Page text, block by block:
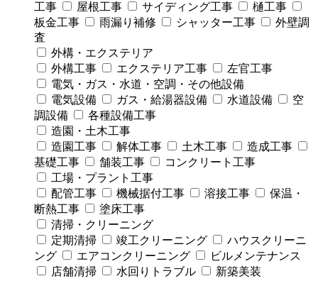
工事
屋根工事 サイディング工事
樋工事
板金工事
雨漏り補修 シャッター工事
外壁調
査
外構・エクステリア
外構工事
エクステリア工事
左官工事
電気・ガス・水道・空調・その他設備
電気設備
ガス・給湯器設備 水道設備
空
調設備
各種設備工事
造園・土木工事
造園工事
解体工事 土木工事
造成工事
基礎工事
舗装工事
コンクリート工事
工場・プラント工事
配管工事
機械据付工事 溶接工事
保温・
断熱工事
塗床工事
清掃・クリーニング
定期清掃
竣工クリーニング
ハウスクリーニ
ング
エアコンクリーニング
ビルメンテナンス
店舗清掃
水回りトラブル
新築美装